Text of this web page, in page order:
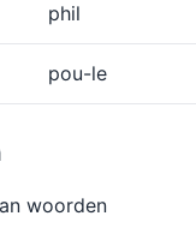
phil
pou-le
woorden